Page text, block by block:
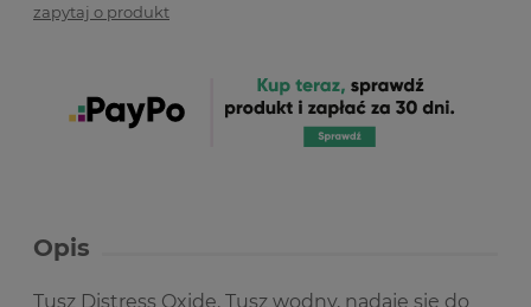
zapytaj o produkt
Opis
Tusz Distress Oxide. Tusz wodny, nadaje się do